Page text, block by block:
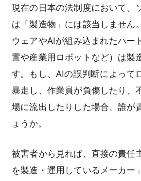
現在の日本の法制度において、
は「製造物」には該当しません
ウェアやAIが組み込まれたハー
置や産業用ロボットなど）は製
す。もし、AIの誤判断によって
暴走し、作業員が負傷したり、
場に流出したりした場合、誰が
ょうか。
被害者から見れば、直接の責任
を製造・運用しているメーカー